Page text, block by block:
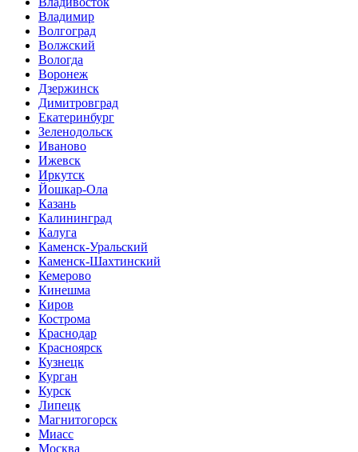
Владимир
Волгоград
Волжский
Вологда
Воронеж
Дзержинск
Димитровград
Екатеринбург
Зеленодольск
Иваново
Ижевск
Иркутск
Йошкар-Ола
Казань
Калининград
Калуга
Каменск-Уральский
Каменск-Шахтинский
Кемерово
Кинешма
Киров
Кострома
Краснодар
Красноярск
Кузнецк
Курган
Курск
Липецк
Магнитогорск
Миасс
Москва